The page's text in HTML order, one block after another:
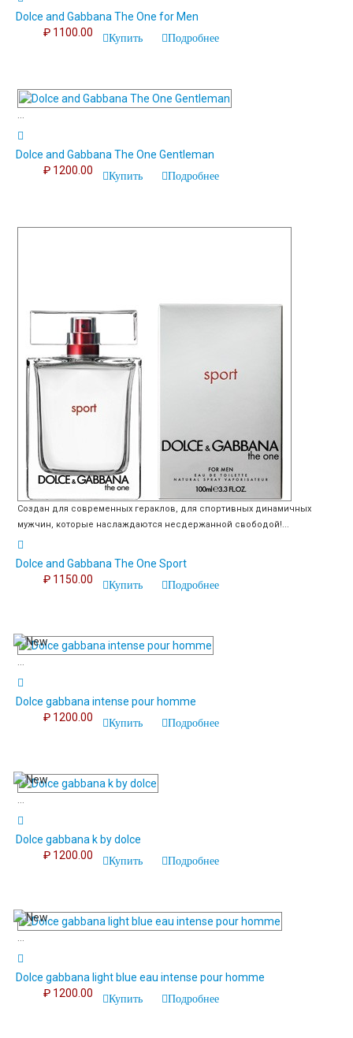
Dolce and Gabbana The One for Men
₽ 1100.00
Купить Подробнее
...
Dolce and Gabbana The One Gentleman
₽ 1200.00
Купить Подробнее
Создан для современных гераклов, для спортивных динамичных
мужчин, которые наслаждаются несдержанной свободой!...
Dolce and Gabbana The One Sport
₽ 1150.00
Купить Подробнее
...
Dolce gabbana intense pour homme
₽ 1200.00
Купить Подробнее
...
Dolce gabbana k by dolce
₽ 1200.00
Купить Подробнее
...
Dolce gabbana light blue eau intense pour homme
₽ 1200.00
Купить Подробнее